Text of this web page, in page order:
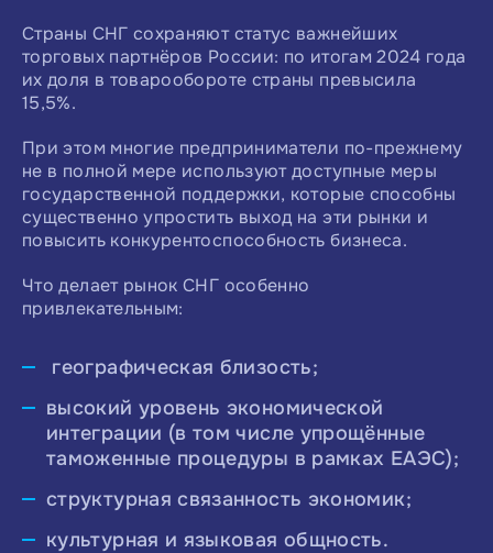
Страны СНГ сохраняют статус важнейших
торговых партнёров России: по итогам 2024 года
их доля в товарообороте страны превысила
15,5%.
При этом многие предприниматели по-прежнему
не в полной мере используют доступные меры
государственной поддержки, которые способны
существенно упростить выход на эти рынки и
повысить конкурентоспособность бизнеса.
Что делает рынок СНГ особенно
привлекательным:
географическая близость;
высокий уровень экономической
интеграции (в том числе упрощённые
таможенные процедуры в рамках ЕАЭС);
структурная связанность экономик;
культурная и языковая общность.